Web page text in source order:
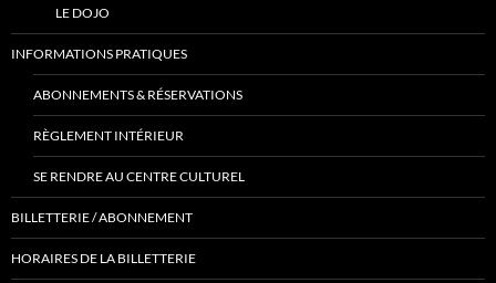
LE DOJO
INFORMATIONS PRATIQUES
ABONNEMENTS & RÉSERVATIONS
RÈGLEMENT INTÉRIEUR
SE RENDRE AU CENTRE CULTUREL
BILLETTERIE / ABONNEMENT
HORAIRES DE LA BILLETTERIE